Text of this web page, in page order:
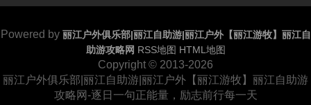
Powered by 丽江户外俱乐部|丽江自助游|丽江户外【丽江游牧】丽江自
助游攻略网 RSS地图 HTML地图
Copyright © 2013-2026
丽江户外俱乐部|丽江自助游|丽江户外【丽江游牧】丽江自助游
攻略网-逐日一句正能量，励志前行每一天